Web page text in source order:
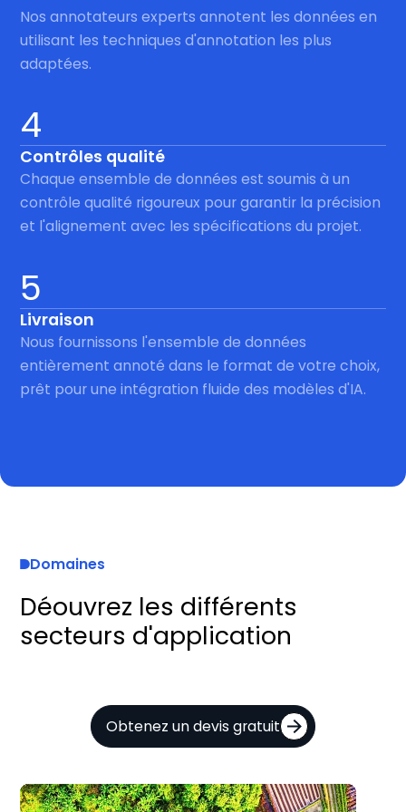
Nos annotateurs experts annotent les données en
utilisant les techniques d'annotation les plus
adaptées.
4
Contrôles qualité
Chaque ensemble de données est soumis à un
contrôle qualité rigoureux pour garantir la précision
et l'alignement avec les spécifications du projet.
5
Livraison
Nous fournissons l'ensemble de données
entièrement annoté dans le format de votre choix,
prêt pour une intégration fluide des modèles d'IA.
Domaines
Déouvrez les différents
secteurs d'application
Obtenez un devis gratuit